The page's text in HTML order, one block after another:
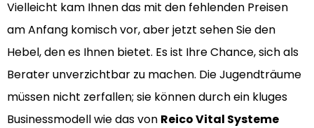
Vielleicht kam Ihnen das mit den fehlenden Preisen
am Anfang komisch vor, aber jetzt sehen Sie den
Hebel, den es Ihnen bietet. Es ist Ihre Chance, sich als
Berater unverzichtbar zu machen. Die Jugendträume
müssen nicht zerfallen; sie können durch ein kluges
Businessmodell wie das von Reico Vital Systeme